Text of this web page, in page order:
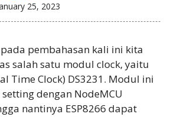
25, 2023
pembahasan kali ini kita
salah satu modul clock, yaitu
Time Clock) DS3231. Modul ini
dengan NodeMCU
nantinya ESP8266 dapat